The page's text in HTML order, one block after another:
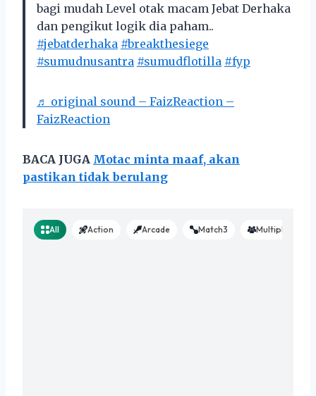
bagi mudah Level otak macam Jebat Derhaka
dan pengikut logik dia paham..
#jebatderhaka #breakthesiege
#sumudnusantra #sumudflotilla #fyp
♬ original sound – FaizReaction –
FaizReaction
BACA JUGA Motac minta maaf, akan
pastikan tidak berulang